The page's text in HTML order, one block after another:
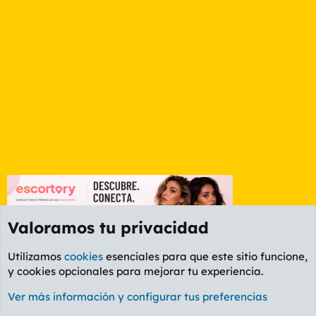
Foro General
Cookies
PL OLDSTYLE AMARILLO
Valoramos tu privacidad
Utilizamos cookies esenciales para que este sitio funcione,
y cookies opcionales para mejorar tu experiencia.
Ver más información y configurar tus preferencias